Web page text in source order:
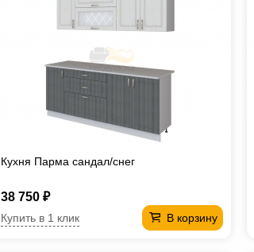
Кухня Парма сандал/снег
38 750 ₽
В корзину
Купить в 1 клик